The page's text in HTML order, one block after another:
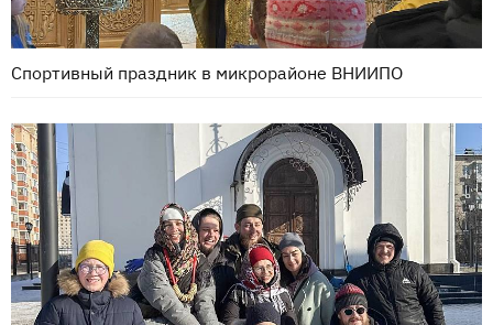
Спортивный праздник в микрорайоне ВНИИПО